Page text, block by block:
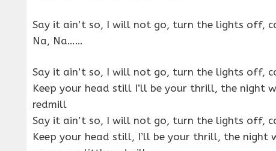
Say it ain’t so, I will not go, turn the lights off,
Na, Na……
Say it ain’t so, I will not go, turn the lights off,
Keep your head still I’ll be your thrill, the night
redmill
Say it ain’t so, I will not go, turn the lights off,
Keep your head still, I’ll be your thrill, the